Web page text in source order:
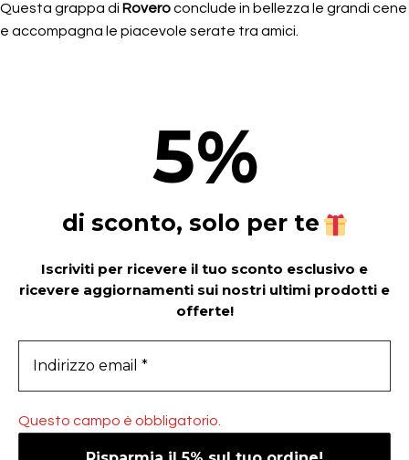
Questa grappa di Roveroconclude in bellezza le grandi cene
e accompagna le piacevole serate tra amici.
5%
di sconto, solo per te
Iscriviti per ricevere il tuo sconto esclusivo e
ricevere aggiornamenti sui nostri ultimi prodotti e
offerte!
Questo campo è obbligatorio.